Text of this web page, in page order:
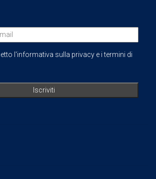
l'informativa sulla privacy e i termini di